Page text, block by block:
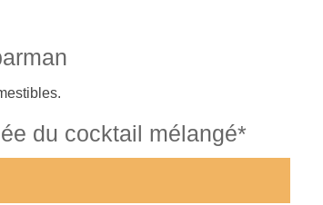
du cocktail mélangé*